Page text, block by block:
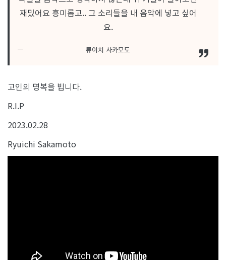
재밌어요 흥미롭고.. 그 소리들을 내 음악에 넣고 싶어
요.
류이치 사카모토
고인의 명복을 빕니다.
R.I.P
2023.02.28
Ryuichi Sakamoto